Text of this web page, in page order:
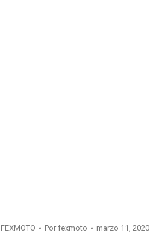
FEXMOTO Por fexmoto marzo 11, 2020